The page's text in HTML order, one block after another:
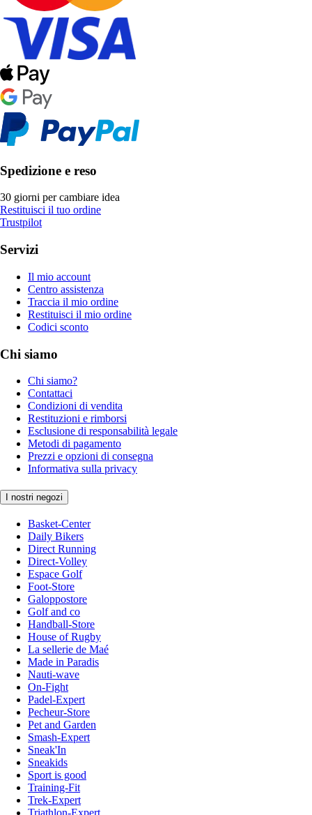
Spedizione e reso
30 giorni per cambiare idea
Restituisci il tuo ordine
Trustpilot
Servizi
Il mio account
Centro assistenza
Traccia il mio ordine
Restituisci il mio ordine
Codici sconto
Chi siamo
Chi siamo?
Contattaci
Condizioni di vendita
Restituzioni e rimborsi
Esclusione di responsabilità legale
Metodi di pagamento
Prezzi e opzioni di consegna
Informativa sulla privacy
I nostri negozi
Basket-Center
Daily Bikers
Direct Running
Direct-Volley
Espace Golf
Foot-Store
Galoppostore
Golf and co
Handball-Store
House of Rugby
La sellerie de Maé
Made in Paradis
Nauti-wave
On-Fight
Padel-Expert
Pecheur-Store
Pet and Garden
Smash-Expert
Sneak'In
Sneakids
Sport is good
Training-Fit
Trek-Expert
Triathlon-Expert